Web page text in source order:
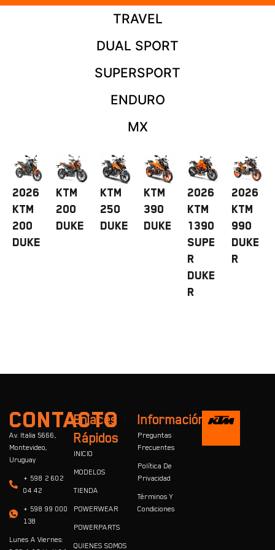
TRAVEL
DUAL SPORT
SUPERSPORT
ENDURO
MX
2026
KTM
200
DUKE
KTM
200
DUKE
KTM
250
DUKE
KTM
390
Duke
2026
KTM
1390
Supe
r
Duke
R
2026
KTM
990
Duke
R
CONTACTO
Av. Italia 5666,
Montevideo,
Uruguay
+ 598 2 602
04 42
+ 598 99 000
138
Lunes A Viernes:
Enlaces
Rápidos
INICIO
MODELOS
TIENDA
POWERWEAR
POWERPARTS
QUIENES SOMOS
Información
Preguntas
Frecuentes
Política De
Privacidad
Términos Y
Condiciones